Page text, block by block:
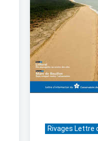
Rivages Lettre